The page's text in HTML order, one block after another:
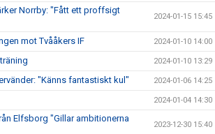
Norrby: "Fått ett proffsigt
2024-01-15 15:45
mot Tvååkers IF 2024-01-10 14:00
2024-01-10 13:29
"Känns fantastiskt kul" 2024-01-06 14:25
2024-01-04 14:30
Elfsborg "Gillar ambitionerna
2023-12-30 15:40